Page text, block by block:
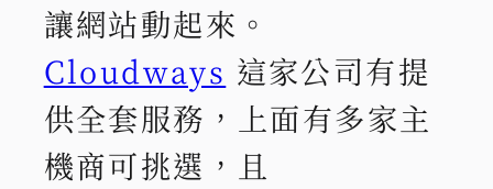
讓網站動起來。
Cloudways 這家公司有提
供全套服務，上面有多家主
機商可挑選，且